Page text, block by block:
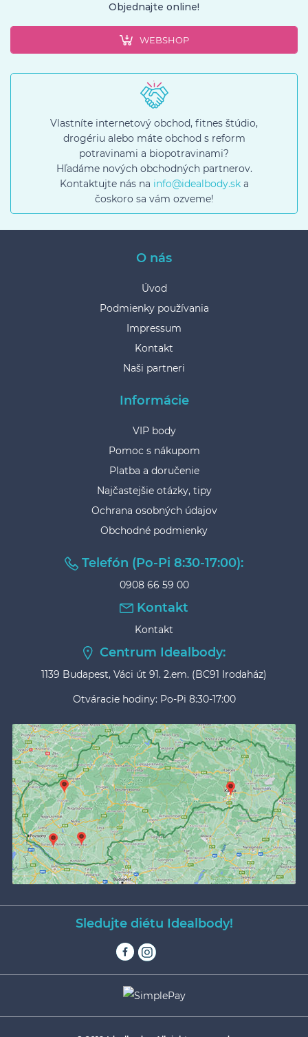
Objednajte online!
WEBSHOP
Vlastníte internetový obchod, fitnes štúdio,
drogériu alebo máte obchod s reform
potravinami a biopotravinami?
Hľadáme nových obchodných partnerov.
Kontaktujte nás na info@idealbody.ska
čoskoro sa vám ozveme!
O nás
Úvod
Podmienky používania
Impressum
Kontakt
Naši partneri
Informácie
VIP body
Pomoc s nákupom
Platba a doručenie
Najčastejšie otázky, tipy
Ochrana osobných údajov
Obchodné podmienky
Telefón (Po-Pi 8:30-17:00):
0908 66 59 00
Kontakt
Kontakt
Centrum Idealbody:
1139 Budapest, Váci út 91. 2.em. (BC91 Irodaház)
Otváracie hodiny: Po-Pi 8:30-17:00
Sledujte diétu Idealbody!